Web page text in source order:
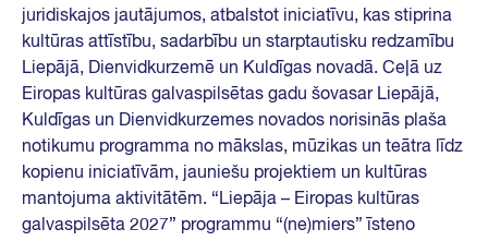
juridiskajos jautājumos, atbalstot iniciatīvu, kas stiprina
kultūras attīstību, sadarbību un starptautisku redzamību
Liepājā, Dienvidkurzemē un Kuldīgas novadā. Ceļā uz
Eiropas kultūras galvaspilsētas gadu šovasar Liepājā,
Kuldīgas un Dienvidkurzemes novados norisinās plaša
notikumu programma no mākslas, mūzikas un teātra līdz
kopienu iniciatīvām, jauniešu projektiem un kultūras
mantojuma aktivitātēm. “Liepāja – Eiropas kultūras
galvaspilsēta 2027” programmu “(ne)miers” īsteno